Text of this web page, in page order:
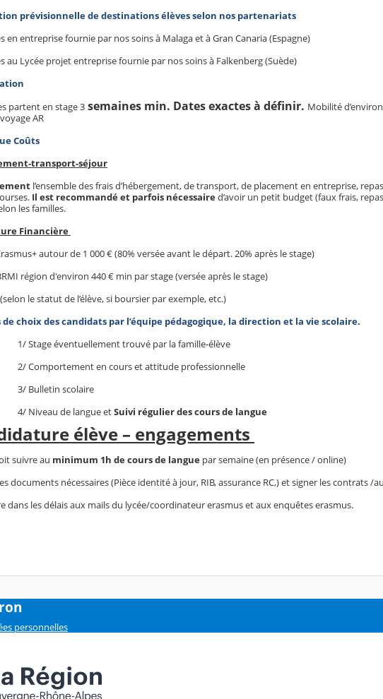
prévisionnelle de destinations élèves selon nos partenariats
en entreprise fournie par nos soins à Malaga et à Gran Canaria (Espagne)
au Lycée projet entreprise fournie par nos soins à Falkenberg (Suède)
partent en stage 3 semaines min. Dates exactes à définir. Mobilité
AR
Coûts
transport-séjour
l’ensemble des frais d’hébergement, de transport, de placement en entreprise,
Il est recommandé et parfois nécessaired’avoir un petit budget (faux frais,
les familles.
Financière
autour de 1 000 € (80% versée avant le départ. 20% après le stage)
région d'environ 440 € min par stage (versée après le stage)
le statut de l’élève, si boursier par exemple, etc.)
choix des candidats par l’équipe pédagogique, la direction et la vie scolaire.
1/ Stage éventuellement trouvé par la famille-élève
2/ Comportement en cours et attitude professionnelle
3/ Bulletin scolaire
4/ Niveau de langue etSuivi régulier des cours de langue
élève – engagements
suivre au minimum 1h de cours de langue par semaine (en présence / online)
documents nécessaires (Pièce identité à jour, RIB, assurance RC,) et signer les contrats /
dans les délais aux mails du lycée/coordinateur erasmus et aux enquêtes erasmus.
personnelles